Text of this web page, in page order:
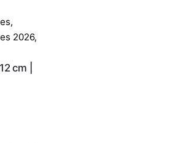
,
2026,
cm |